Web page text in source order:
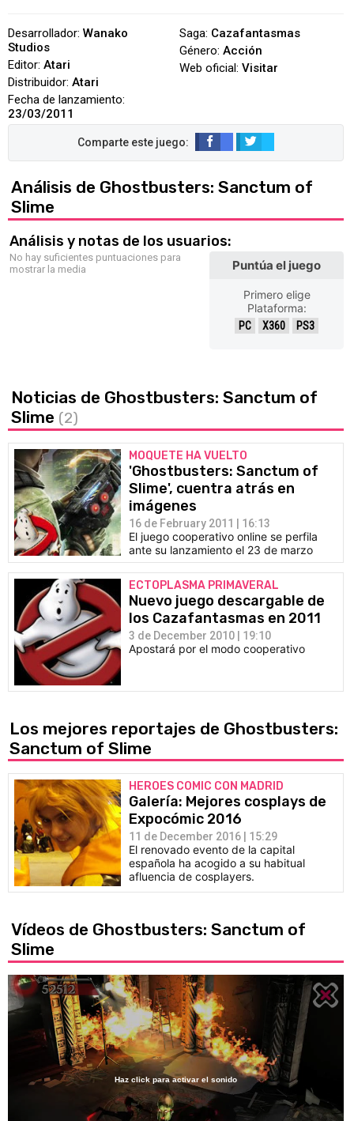
Desarrollador: Wanako
Studios
Editor: Atari
Distribuidor: Atari
Fecha de lanzamiento:
23/03/2011
Saga: Cazafantasmas
Género: Acción
Web oficial: Visitar
Análisis de Ghostbusters: Sanctum of
Slime
Análisis y notas de los usuarios:
No hay suficientes puntuaciones para
mostrar la media
Puntúa el juego
Primero elige
Plataforma:
PC X360 PS3
Noticias de Ghostbusters: Sanctum of
Slime (2)
MOQUETE HA VUELTO
'Ghostbusters: Sanctum of
Slime', cuentra atrás en
imágenes
16 de February 2011 | 16:13
El juego cooperativo online se perfila
ante su lanzamiento el 23 de marzo
ECTOPLASMA PRIMAVERAL
Nuevo juego descargable de
los Cazafantasmas en 2011
3 de December 2010 | 19:10
Apostará por el modo cooperativo
Los mejores reportajes de Ghostbusters:
Sanctum of Slime
HEROES COMIC CON MADRID
Galería: Mejores cosplays de
Expocómic 2016
11 de December 2016 | 15:29
El renovado evento de la capital
española ha acogido a su habitual
afluencia de cosplayers.
Vídeos de Ghostbusters: Sanctum of
Slime
Loaded:
92.75%
Haz click para activar el sonido